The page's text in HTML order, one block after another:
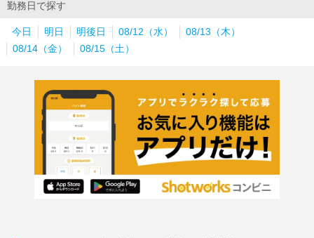
勤務日で探す
今日 明日 明後日 08/12（水）
08/13（木）
08/14（金）
08/15（土）